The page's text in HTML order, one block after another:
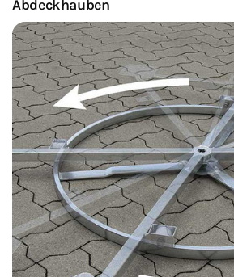
Abdeckhauben